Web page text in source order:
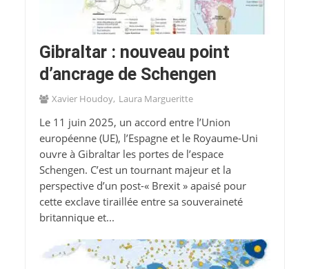
Gibraltar : nouveau point
d’ancrage de Schengen
Xavier Houdoy Laura Margueritte
Le 11 juin 2025, un accord entre l’Union
européenne (UE), l’Espagne et le Royaume-Uni
ouvre à Gibraltar les portes de l’espace
Schengen. C’est un tournant majeur et la
perspective d’un post-« Brexit » apaisé pour
cette exclave tiraillée entre sa souveraineté
britannique et...